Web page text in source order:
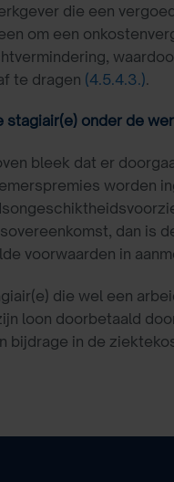
die een
om een
te dragen (4.5.4.3.).
stagiair(e) onder de
bleek dat er
worden
dan is
voorwaarden in
die wel een
loon doorbetaald
bijdrage in de